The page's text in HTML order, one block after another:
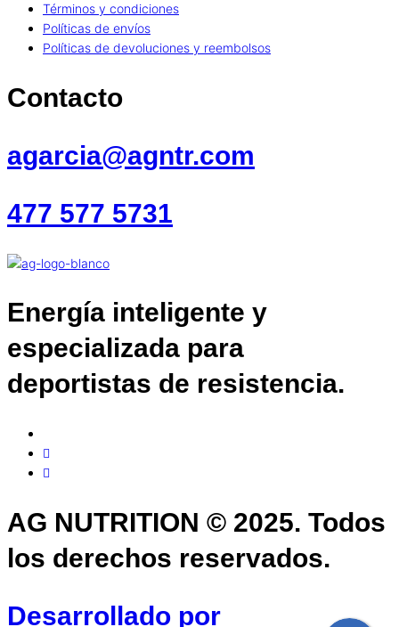
Términos y condiciones
Políticas de envíos
Políticas de devoluciones y reembolsos
Contacto
agarcia@agntr.com
477 577 5731
Energía inteligente y
especializada para
deportistas de resistencia.
AG NUTRITION © 2025. Todos
los derechos reservados.
Desarrollado por